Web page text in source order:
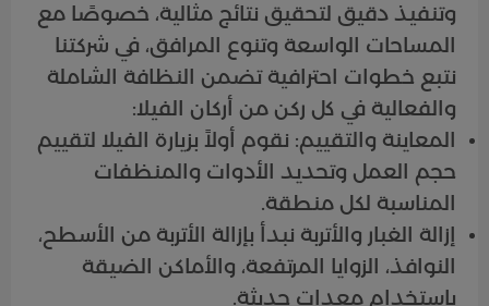
وتنفيذ دقيق لتحقيق نتائج مثالية، خصوصًا مع
المساحات الواسعة وتنوع المرافق، في شركتنا
نتبع خطوات احترافية تضمن النظافة الشاملة
والفعالية في كل ركن من أركان الفيلا:
المعاينة والتقييم: نقوم أولاً بزيارة الفيلا لتقييم
حجم العمل وتحديد الأدوات والمنظفات
المناسبة لكل منطقة.
إزالة الغبار والأتربة نبدأ بإزالة الأتربة من الأسطح،
النوافذ، الزوايا المرتفعة، والأماكن الضيقة
باستخدام معدات حديثة.